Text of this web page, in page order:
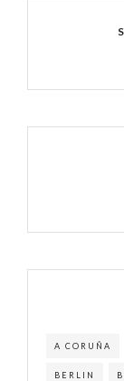
A CORUÑA
BERLIN